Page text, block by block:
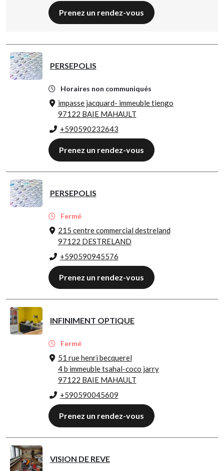
Prenez un rendez-vous
PERSEPOLIS
Horaires non communiqués
impasse jacquard- immeuble tiengo
97122 BAIE MAHAULT
+590590232643
Prenez un rendez-vous
PERSEPOLIS
Fermé
215 centre commercial destreland
97122 DESTRELAND
+590590945576
Prenez un rendez-vous
INFINIMENT OPTIQUE
Fermé
51 rue henri becquerel
4 b immeuble tsahal-coco jarry
97122 BAIE MAHAULT
+590590045609
Prenez un rendez-vous
VISION DE REVE